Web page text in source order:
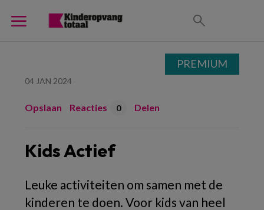
04 JAN 2024
Opslaan Reacties 0 Delen
Kids Actief
Leuke activiteiten om samen met de
kinderen te doen. Voor kids van heel
PREMIUM